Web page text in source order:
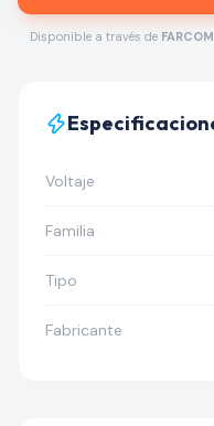
Disponible a través de
Voltaje
Familia
Tipo
Fabricante